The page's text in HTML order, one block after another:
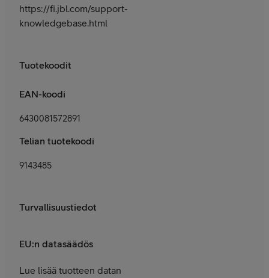
https://fi.jbl.com/support-
knowledgebase.html
Tuotekoodit
EAN-koodi
6430081572891
Telian tuotekoodi
9143485
Turvallisuustiedot
EU:n datasäädös
Lue lisää tuotteen datan